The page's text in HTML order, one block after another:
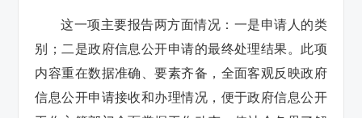
这一项主要报告两方面情况：一是申请人的类
别；二是政府信息公开申请的最终处理结果。此项
内容重在数据准确、要素齐备，全面客观反映政府
信息公开申请接收和办理情况，便于政府信息公开